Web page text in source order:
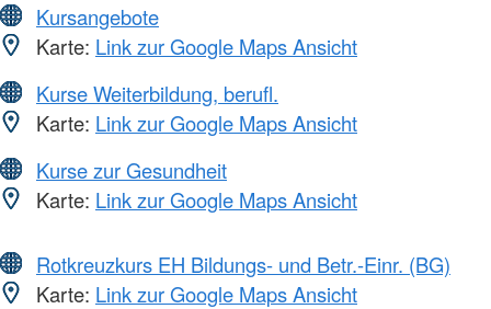
Kursangebote
Karte: Link zur Google Maps Ansicht
Kurse Weiterbildung, berufl.
Karte: Link zur Google Maps Ansicht
Kurse zur Gesundheit
Karte: Link zur Google Maps Ansicht
Rotkreuzkurs EH Bildungs- und Betr.-Einr. (BG)
Karte: Link zur Google Maps Ansicht